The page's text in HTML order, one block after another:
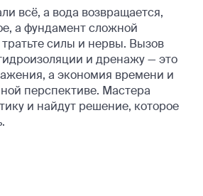
всё, а вода возвращается,
а фундамент сложной
силы и нервы. Вызов
и дренажу — это
а экономия времени и
перспективе. Мастера
и найдут решение, которое